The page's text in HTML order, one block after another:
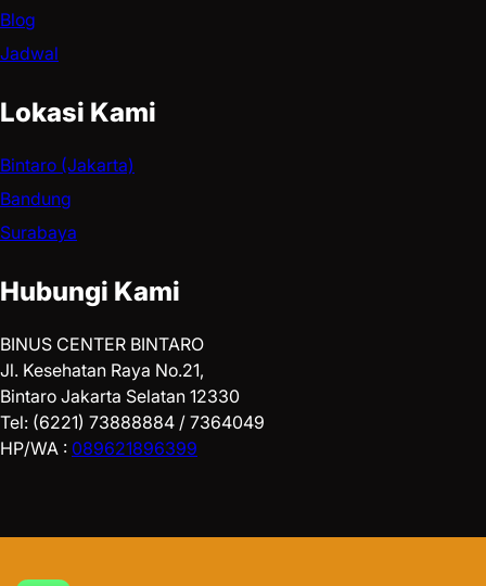
Blog
Jadwal
Lokasi Kami
Bintaro (Jakarta)
Bandung
Surabaya
Hubungi Kami
BINUS CENTER BINTARO
Jl. Kesehatan Raya No.21,
Bintaro Jakarta Selatan 12330
Tel: (6221) 73888884 / 7364049
HP/WA : 089621896399